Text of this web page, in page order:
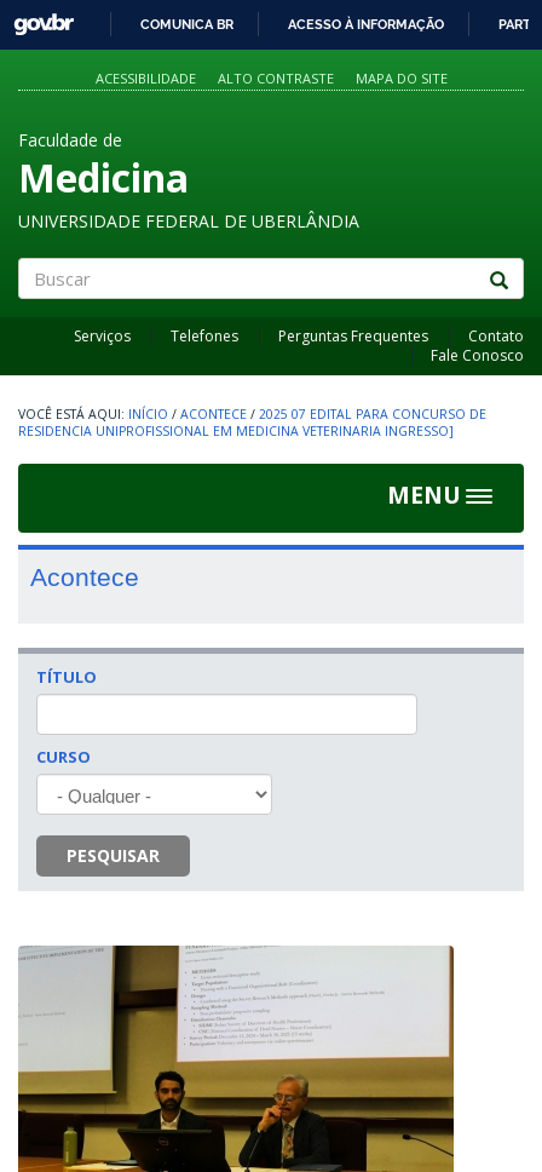
PARA
O
GOVBR
COMUNICA BR ACESSO À INFORMAÇÃO
ACESSIBILIDADE ALTO CONTRASTE MAPA DO SITE
Faculdade de
Medicina
UNIVERSIDADE FEDERAL DE UBERLÂNDIA
Serviços Telefones Perguntas Frequentes
Contato
Fale Conosco
INÍCIO / ACONTECE / 2025 07 EDITAL PARA CONCURSO DE
RESIDENCIA UNIPROFISSIONAL EM MEDICINA VETERINARIA INGRESSO]
MENU
Toggle
Acontece
TÍTULO
CURSO
PESQUISAR